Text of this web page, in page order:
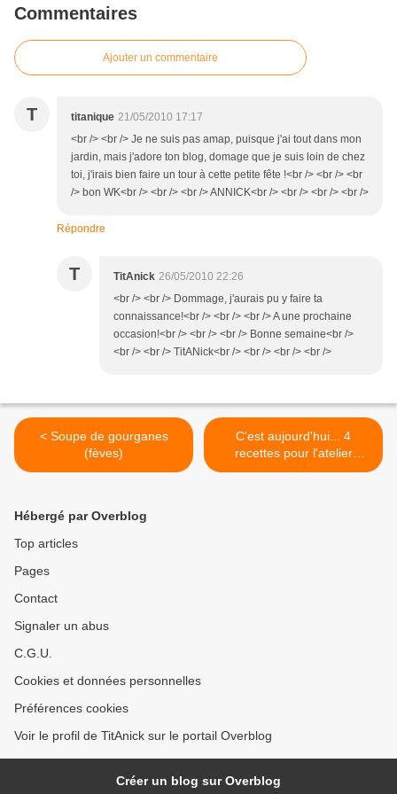
Commentaires
Ajouter un commentaire
T titanique 21/05/2010 17:17
<br /> <br /> Je ne suis pas amap, puisque j'ai tout dans mon
jardin, mais j'adore ton blog, domage que je suis loin de chez
toi, j'irais bien faire un tour à cette petite fête !<br /> <br /> <br
/> bon WK<br /> <br /> <br /> ANNICK<br /> <br /> <br /> <br />
Répondre
T TitAnick 26/05/2010 22:26
<br /> <br /> Dommage, j'aurais pu y faire ta
connaissance!<br /> <br /> <br /> A une prochaine
occasion!<br /> <br /> <br /> Bonne semaine<br />
<br /> <br /> TitANick<br /> <br /> <br /> <br />
< Soupe de gourganes
(fèves)
C'est aujourd'hui... 4
recettes pour l'atelier
pédagogique de cuisine >
Hébergé par Overblog
Top articles
Pages
Contact
Signaler un abus
C.G.U.
Cookies et données personnelles
Préférences cookies
Voir le profil de TitAnick sur le portail Overblog
Créer un blog sur Overblog